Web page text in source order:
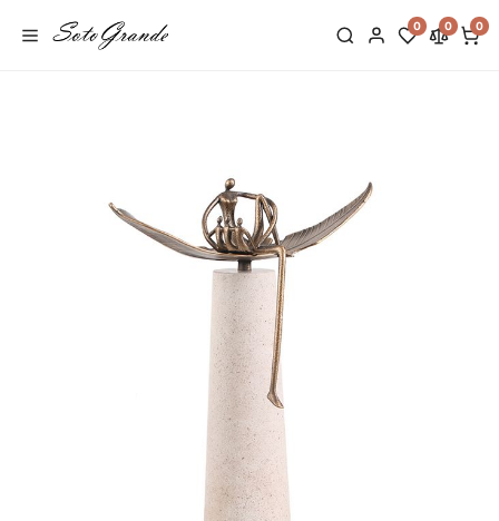
0 0 0